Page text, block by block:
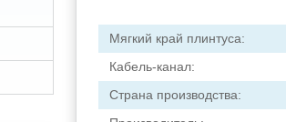
Мягкий край плинтуса:
Кабель-канал:
Страна производства: